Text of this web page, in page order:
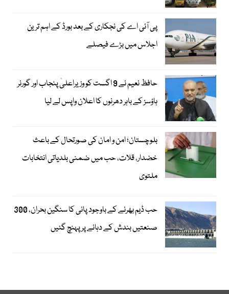
پی آئی اے کی نجکاری کے بعد بورڈ کے اہم ترین
اجلاس میں بڑے فیصلے
حافظ نعیم نے 9 اگست کو وزیراعلیٰ پنجاب اور گورنر
ہاؤسز کے باہر دھرنوں کا اعلان واپس لے لیا
بلوچستان؛ امن و امان کی صورتحال کے باعث
خضدار، قلات، حب میں ضمنی بلدیاتی انتخابات
ملتوی
حب ڈیم بھرنے کے باوجود پانی کا سنگین بحران، 300
صنعتیں بندش کے دہانے پر پہنچ گئیں